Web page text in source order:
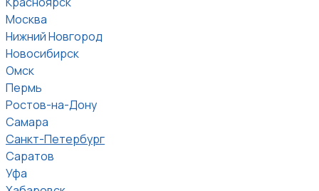
Москва
Нижний Новгород
Новосибирск
Омск
Пермь
Ростов-на-Дону
Самара
Санкт-Петербург
Саратов
Уфа